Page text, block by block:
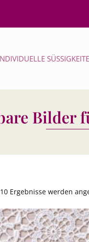
SÜSSIGKEITEN
Bilder
Ergebnisse werden